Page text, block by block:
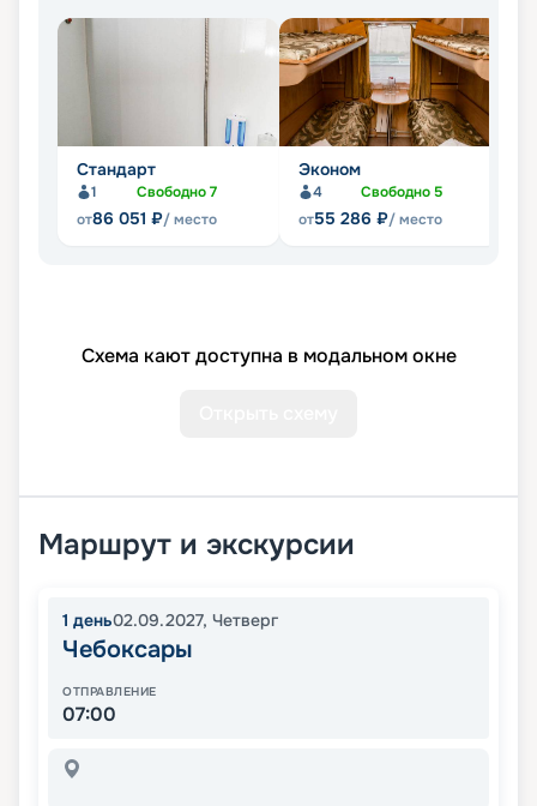
Стандарт
1 Свободно7
от86 051 ₽/ место
Эконом
4 Свободно5
от55 286 ₽/ место
Схема кают доступна в модальном окне
Маршрут и экскурсии
1 день02.09.2027, Четверг
Чебоксары
ОТПРАВЛЕНИЕ
07:00